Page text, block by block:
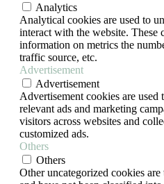
Analytics
Analytical cookies are used to
interact with the website. These
information on metrics the
traffic source, etc.
Advertisement
Advertisement
Advertisement cookies are
relevant ads and marketing
visitors across websites and
customized ads.
Others
Others
Other uncategorized cookies